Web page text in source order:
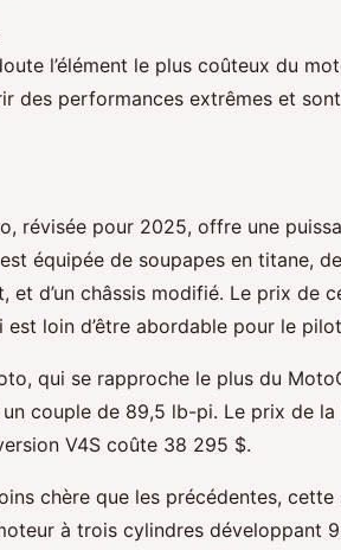
l’élément le plus coûteux du
des performances extrêmes et
révisée pour 2025, offre une
équipée de soupapes en titane,
et d’un châssis modifié. Le prix de
loin d’être abordable pour le
qui se rapproche le plus du
couple de 89,5 lb-pi. Le prix de la
V4S coûte 38 295 $.
chère que les précédentes,
à trois cylindres développant